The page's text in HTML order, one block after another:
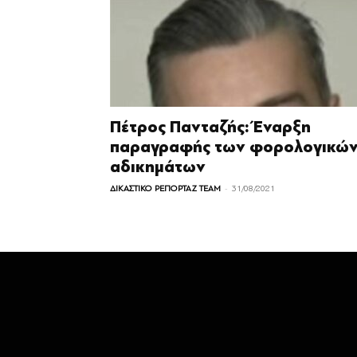
Πέτρος Πανταζής: Έναρξη
παραγραφής των
αδικημάτων
ΔΙΚΑΣΤΙΚΟ ΡΕΠΟΡΤΑΖ TEAM - 31/08/2021